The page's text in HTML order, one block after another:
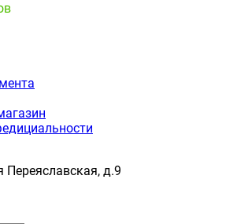
д.9